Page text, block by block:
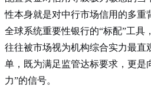
性本身就是对中行市场信用的多重
全球系统重要性银行的“标配”工具
往往被市场视为机构综合实力最直
单，既为满足监管达标要求，更是
力”的信号。